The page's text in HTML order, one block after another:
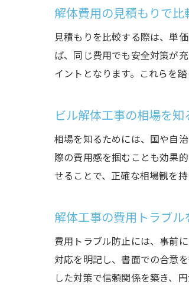
解体費用の見積もりで比
見積もりを比較する際は、単
ば、同じ費用でも安全対策が
イントとなります。これらを
ビル解体工事の相場を
相場を知るためには、国や自
際の費用感を掴むことも効果
せることで、正確な相場観を
解体工事の費用トラブ
費用トラブル防止には、事前
対応を明記し、書面での合意
した対策で信頼関係を築き、